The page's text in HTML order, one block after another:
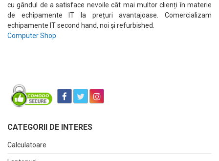
cu gândul de a satisface nevoile cât mai multor clienți în materie
de echipamente IT la prețuri avantajoase. Comercializam
echipamente IT second hand, noi și refurbished.
Computer Shop
CATEGORII DE INTERES
Calculatoare